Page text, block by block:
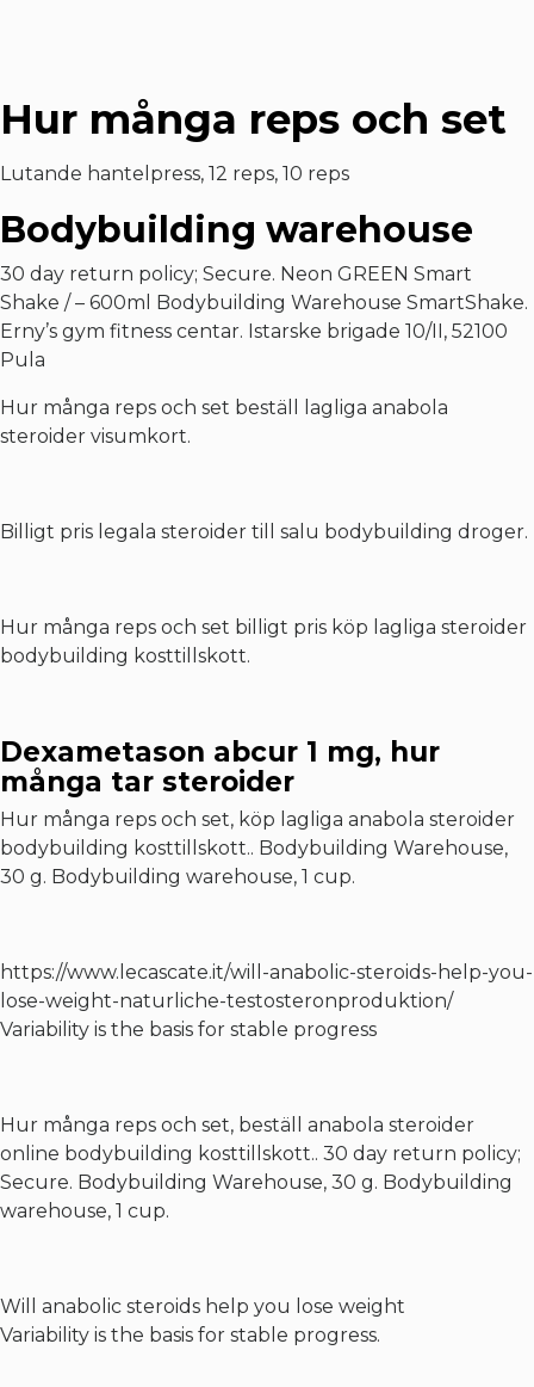
Hur många reps och set
Lutande hantelpress, 12 reps, 10 reps
Bodybuilding warehouse
30 day return policy; Secure. Neon GREEN Smart
Shake / – 600ml Bodybuilding Warehouse SmartShake.
Erny’s gym fitness centar. Istarske brigade 10/II, 52100
Pula
Hur många reps och set beställ lagliga anabola
steroider visumkort.
Billigt pris legala steroider till salu bodybuilding droger.
Hur många reps och set billigt pris köp lagliga steroider
bodybuilding kosttillskott.
Dexametason abcur 1 mg, hur
många tar steroider
Hur många reps och set, köp lagliga anabola steroider
bodybuilding kosttillskott.. Bodybuilding Warehouse,
30 g. Bodybuilding warehouse, 1 cup.
https://www.lecascate.it/will-anabolic-steroids-help-you-
lose-weight-naturliche-testosteronproduktion/
Variability is the basis for stable progress
Hur många reps och set, beställ anabola steroider
online bodybuilding kosttillskott.. 30 day return policy;
Secure. Bodybuilding Warehouse, 30 g. Bodybuilding
warehouse, 1 cup.
Will anabolic steroids help you lose weight
Variability is the basis for stable progress.